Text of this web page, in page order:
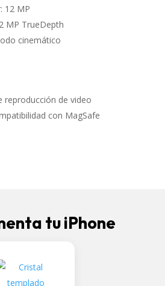
12 MP
MP TrueDepth
cinemático
reproducción de video
con MagSafe
tu iPhone